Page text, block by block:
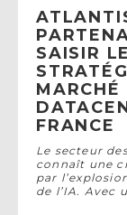
SAISIR
MARCHÉ
FRANCE
Le secteur
connaît une
par
de l’IA. Avec